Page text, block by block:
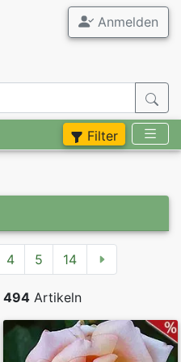
Anmelden
Filter
4 5 14
494 Artikeln